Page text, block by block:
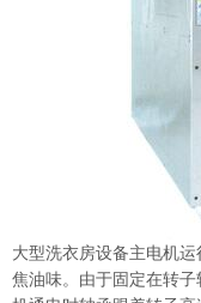
大型洗衣房设备主电机
焦油味。由于固定在转